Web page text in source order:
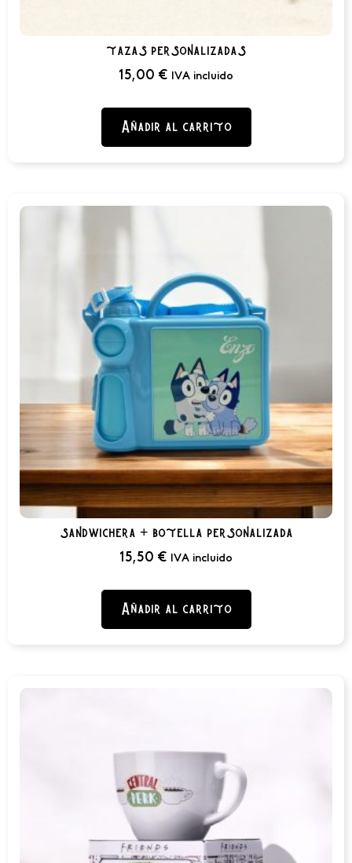
tazas personalizadas
15,00 € IVA incluido
Añadir al carrito
sandwichera + botella personalizada
15,50 € IVA incluido
Añadir al carrito